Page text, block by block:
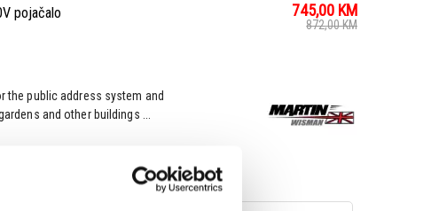
pojačalo 745,00 KM
872,00KM
the public address system and
and other buildings ...